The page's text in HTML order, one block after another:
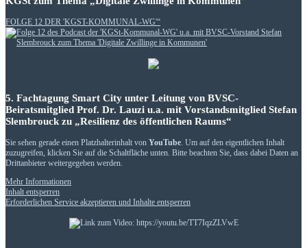
FOLGE 12 DER 'KGST-KOMMUNAL-WG'“
5. Fachtagung Smart City unter Leitung von BVSC-
Beiratsmitglied Prof. Dr. Lauzi u.a. mit Vorstandsmitglied Stefan
Slembrouck zu „Resilienz des öffentlichen Raums“
Sie sehen gerade einen Platzhalterinhalt von YouTube . Um auf den eigentlichen Inhalt
zuzugreifen, klicken Sie auf die Schaltfläche unten. Bitte beachten Sie, dass dabei Daten an
Drittanbieter weitergegeben werden.
Mehr Informationen
Inhalt entsperren
Erforderlichen Service akzeptieren und Inhalte entsperren